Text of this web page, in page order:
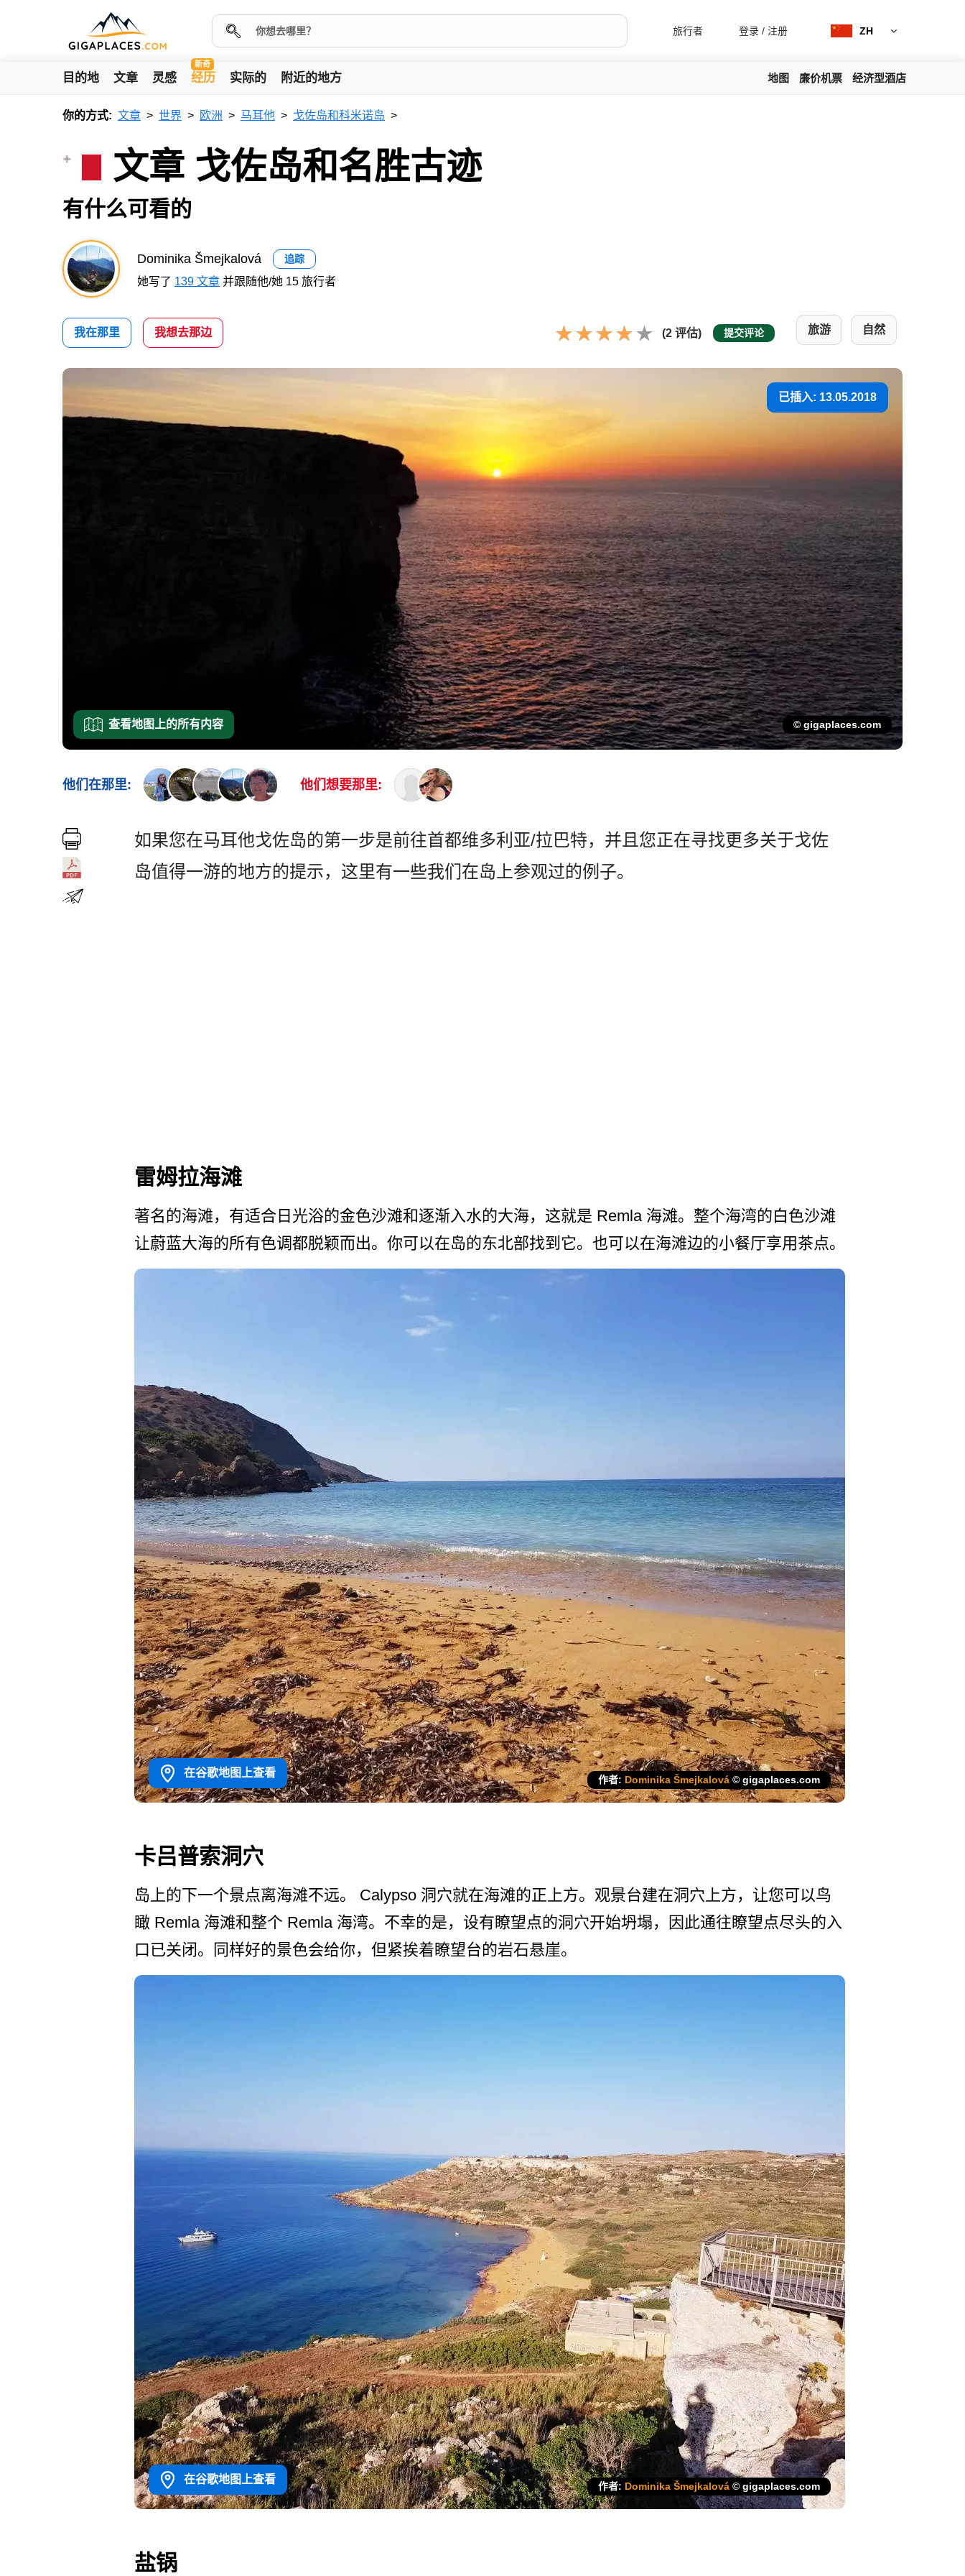
旅行者 登录 / 注册 ZH
目的地 文章 灵感
新奇
经历 实际的 附近的地方 地图 廉价机票 经济型酒店
你的方式: 文章 世界 欧洲 马耳他 戈佐岛和科米诺岛
文章 戈佐岛和名胜古迹
有什么可看的
Dominika Šmejkalová 追踪
她写了 139 文章 并跟随他/她 15 旅行者
我在那里 我想去那边 (2 评估) 提交评论 旅游 自然
已插入: 13.05.2018
查看地图上的所有内容 © gigaplaces.com
他们在那里: 他们想要那里:
如果您在马耳他戈佐岛的第一­步是前往首都维多利亚/拉巴特，并且您正在寻找更多­关于戈佐
岛值得一游的地方的提示，这里有一些我们在­岛上参观过的例子。
雷姆拉海滩
著名的海滩，有适合日光浴的­金色沙滩和逐渐入水的大海，这就是 Remla 海滩。整个海湾的白色沙滩
让­蔚蓝大海的所有色调都脱颖而出。你可以在岛的东北部­找到它。也可以在海滩边的小餐厅享用茶点。
在谷歌地图上查看
作者: Dominika Šmejkalová © gigaplaces.com
卡吕普索洞穴
岛上的下一个景点离海滩不远。 Calypso 洞穴就在海滩的正上方。观景­台建在洞穴上方，让您可以鸟
瞰 Remla 海滩和整个 Remla 海湾。不幸的是，设有瞭望点­的洞穴开始坍塌，因此通往瞭望点尽头的入
口已关闭。­同样好的景色会给你，但紧挨着瞭望台的岩石悬崖。
在谷歌地图上查看
作者: Dominika Šmejkalová © gigaplaces.com
盐锅